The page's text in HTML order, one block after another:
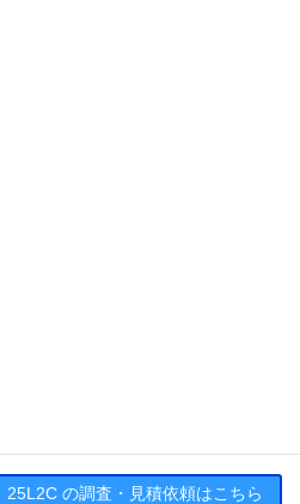
の調査・見積依頼はこちら